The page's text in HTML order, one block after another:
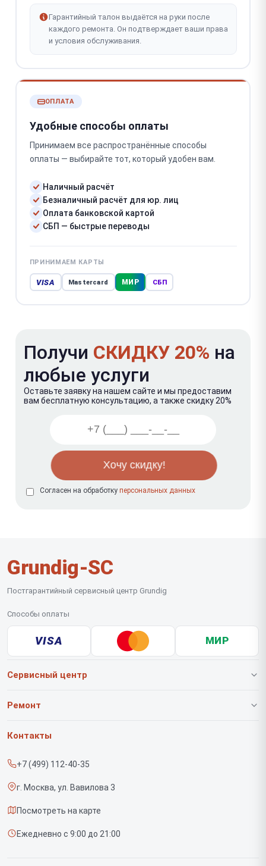
Гарантийный талон выдаётся на руки после
каждого ремонта. Он подтверждает ваши права
и условия обслуживания.
ОПЛАТА
Удобные способы оплаты
Принимаем все распространённые способы
оплаты — выбирайте тот, который удобен вам.
Наличный расчёт
Безналичный расчёт для юр. лиц
Оплата банковской картой
СБП — быстрые переводы
ПРИНИМАЕМ КАРТЫ
VISA Mastercard МИР СБП
Получи СКИДКУ 20% на
любые услуги
Оставьте заявку на нашем сайте и мы предоставим
вам бесплатную консультацию, а также скидку 20%
Согласен на обработку персональных данных
Grundig-SC
Постгарантийный сервисный центр Grundig
Способы оплаты
VISA МИР
Сервисный центр
О нашем сервисе
Срочный ремонт
Доставка и способы оплаты
Диагностика
Контакты
Ремонт
Роботов-пылесосов
Контакты
+7 (499) 112-40-35
г. Москва, ул. Вавилова 3
Посмотреть на карте
Ежедневно с 9:00 до 21:00